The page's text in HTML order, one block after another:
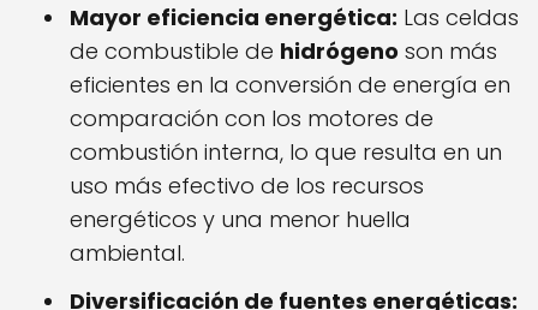
Mayor eficiencia energética: Las celdas
de combustible de hidrógeno son más
eficientes en la conversión de energía en
comparación con los motores de
combustión interna, lo que resulta en un
uso más efectivo de los recursos
energéticos y una menor huella
ambiental.
Diversificación de fuentes energéticas: